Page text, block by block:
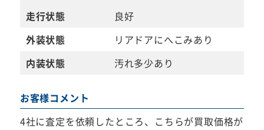
走行状態
良好
外装状態
リアドアにへこみあり
内装状態
汚れ多少あり
お客様コメント
4社に査定を依頼したところ、こちらが買取価格が